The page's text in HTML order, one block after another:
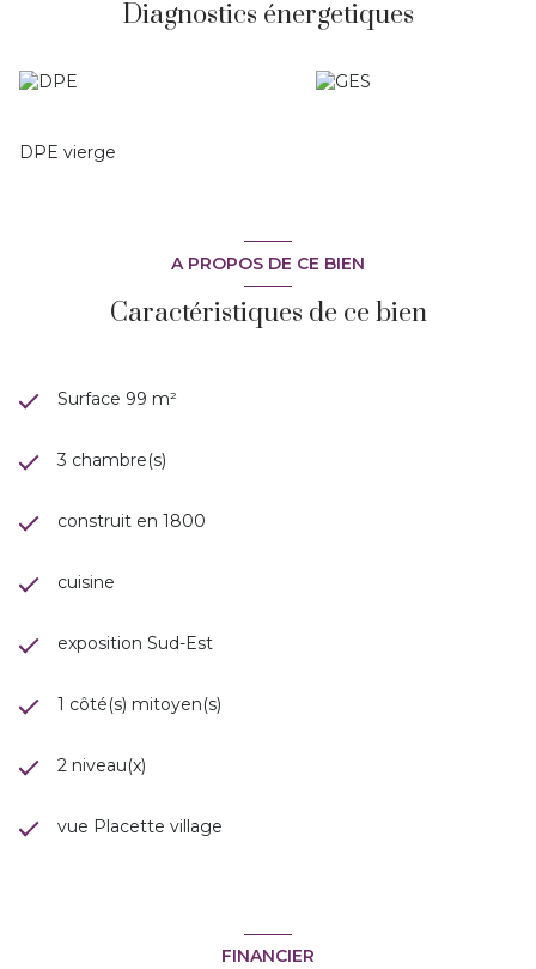
Diagnostics énergetiques
DPE vierge
A PROPOS DE CE BIEN
Caractéristiques de ce bien
Surface 99 m²
3 chambre(s)
construit en 1800
cuisine
exposition Sud-Est
1 côté(s) mitoyen(s)
2 niveau(x)
vue Placette village
FINANCIER